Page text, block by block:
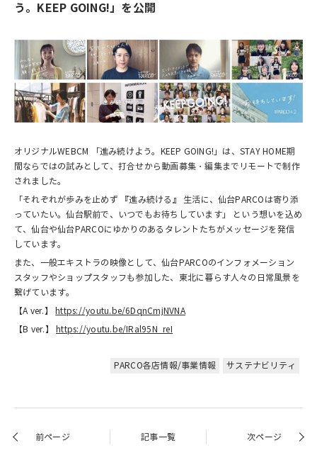
う。KEEP GOING!」を公開
オリジナルWEBCM 「進み続けよう。KEEP GOING!」は、STAY HOME期
間ならではの試みとして、打合せから動画募集・編集までリモートで制作
されました。
「それぞれが歩みを止めず 『進み続ける』 生活に、仙台PARCOは寄り添
っていたい。仙台駅前で、いつでもお待ちしています」 という想いを込め
て、仙台や仙台PARCOにゆかりのあるタレントたちがメッセージを発信
しています。
また、一般エキストラの映像として、仙台PARCOのインフォメーション
スタッフやショップスタッフも参加した、東北に暮らす人々の日常風景を
繋げています。
【A ver.】
https://youtu.be/6DqnCmjNVNA
【B ver.】
https://youtu.be/IRal95N_reI
PARCO各店情報/事業情報 サステナビリティ
前ページ 記事一覧 次ページ